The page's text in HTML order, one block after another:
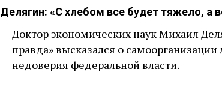
Делягин: «С хлебом все будет тяжело, а
Доктор экономических наук Михаил
правда» высказался о
недоверия федеральной власти.